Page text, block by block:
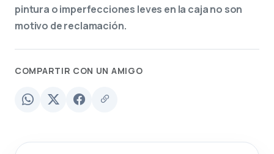
pintura o imperfecciones leves en la caja no son
motivo de reclamación.
COMPARTIR CON UN AMIGO